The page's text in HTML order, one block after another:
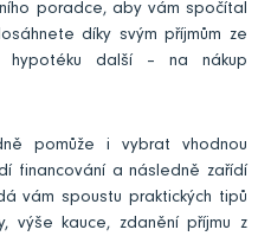
poradce, aby vám spočítal
díky svým příjmům ze
hypotéku další – na nákup
pomůže i vybrat vhodnou
financování a následně zařídí
vám spoustu praktických tipů
výše kauce, zdanění příjmu z